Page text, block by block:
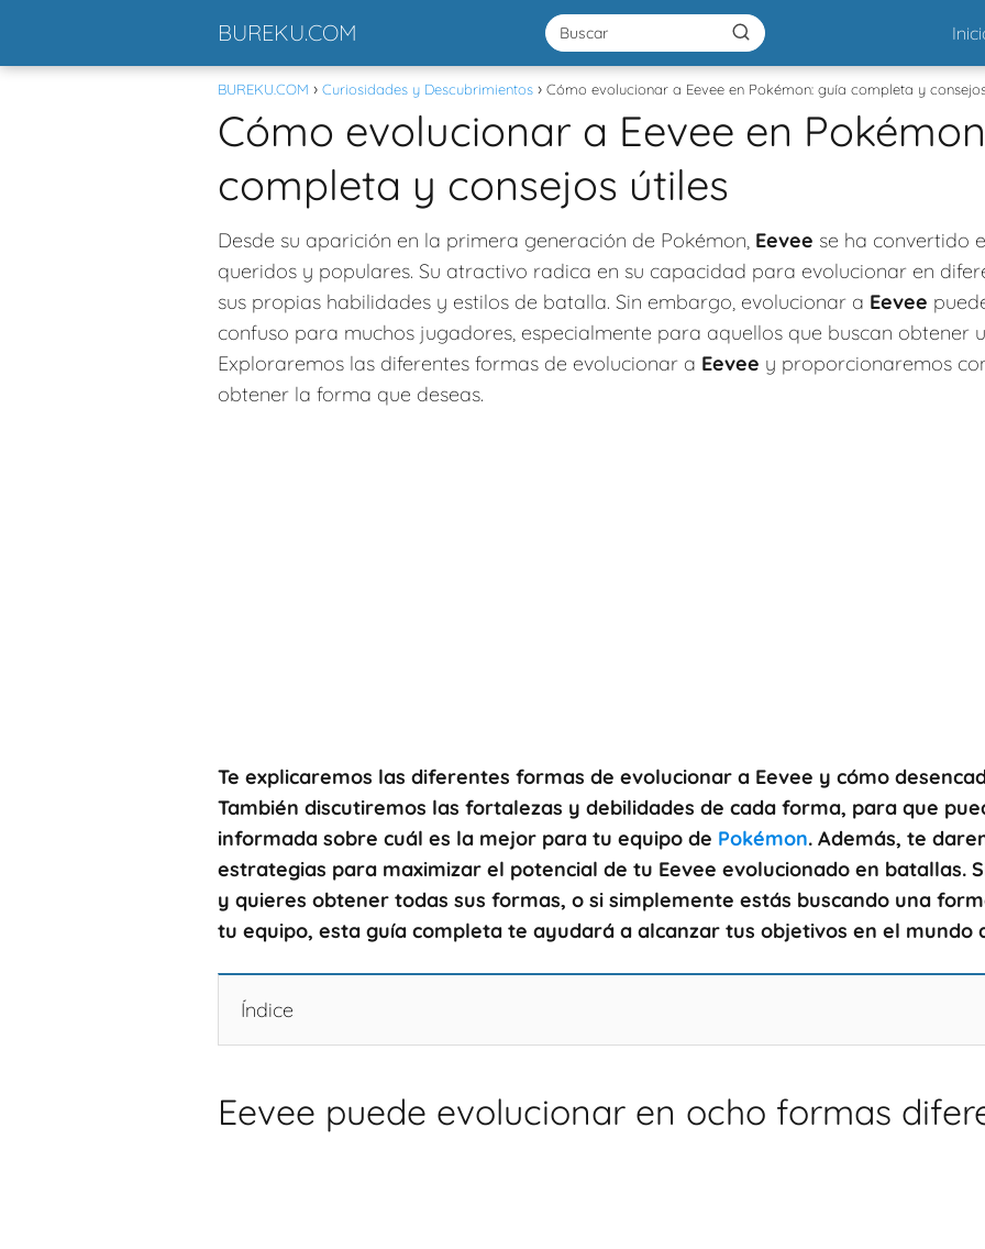
BUREKU.COM
BUREKU.COM Curiosidades y Descubrimientos Cómo evolucionar a Eevee en Pokémon: guía completa y
Cómo evolucionar a Eevee en
completa y consejos útiles
Desde su aparición en la primera generación de Pokémon, Eevee se ha convertido
queridos y populares. Su atractivo radica en su capacidad para evolucionar en
sus propias habilidades y estilos de batalla. Sin embargo, evolucionar a Eevee
confuso para muchos jugadores, especialmente para aquellos que buscan obtener
Exploraremos las diferentes formas de evolucionar a Eevee y proporcionaremos
obtener la forma que deseas.
Te explicaremos las diferentes formas de evolucionar a Eevee y cómo
También discutiremos las fortalezas y debilidades de cada forma, para que
informada sobre cuál es la mejor para tu equipo de Pokémon. Además, te
estrategias para maximizar el potencial de tu Eevee evolucionado en batallas.
y quieres obtener todas sus formas, o si simplemente estás buscando una
tu equipo, esta guía completa te ayudará a alcanzar tus objetivos en el mundo
Índice
Eevee puede evolucionar en ocho formas